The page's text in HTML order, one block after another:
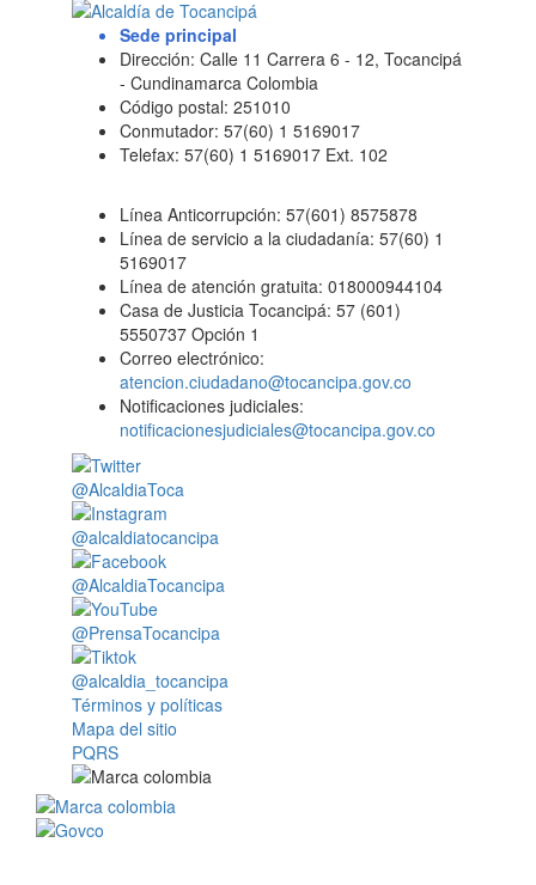
Sede principal
Dirección: Calle 11 Carrera 6 - 12, Tocancipá
- Cundinamarca Colombia
Código postal: 251010
Conmutador: 57(60) 1 5169017
Telefax: 57(60) 1 5169017 Ext. 102
Línea Anticorrupción: 57(601) 8575878
Línea de servicio a la ciudadanía: 57(60) 1
5169017
Línea de atención gratuita: 018000944104
Casa de Justicia Tocancipá: 57 (601)
5550737 Opción 1
Correo electrónico:
atencion.ciudadano@tocancipa.gov.co
Notificaciones judiciales:
notificacionesjudiciales@tocancipa.gov.co
@AlcaldiaToca
@alcaldiatocancipa
@AlcaldiaTocancipa
@PrensaTocancipa
@alcaldia_tocancipa
Términos y políticas
Mapa del sitio
PQRS